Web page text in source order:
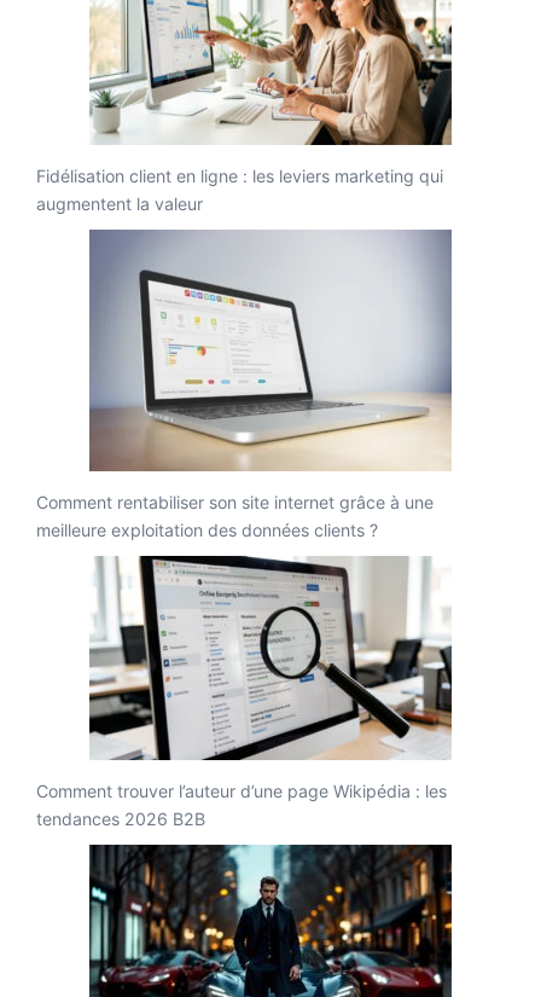
Fidélisation client en ligne : les leviers marketing qui
augmentent la valeur
Comment rentabiliser son site internet grâce à une
meilleure exploitation des données clients ?
Comment trouver l’auteur d’une page Wikipédia : les
tendances 2026 B2B